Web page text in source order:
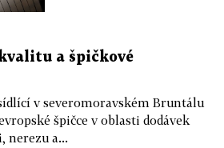
a špičkové
v severomoravském Bruntálu
špičce v oblasti dodávek
nerezu a...